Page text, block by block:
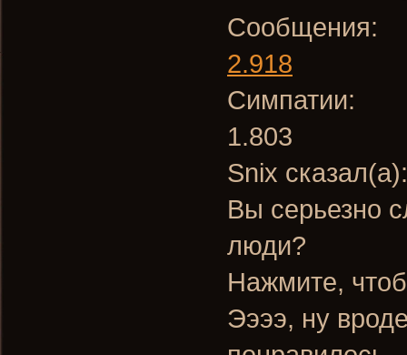
Сообщения:
2.918
Симпатии:
1.803
Snix
Вы серьезно
люди?
Нажмите,
Ээээ, ну